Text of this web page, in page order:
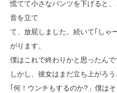
慌てて小さなパンツを下げると
音を立て
て、放屁しました。続いて｢しゃ
がります。
僕はこれで終わりかと思ったんで
しかし、彼女はまだ立ち上がろう
｢何！ウンチもするのか?」僕は